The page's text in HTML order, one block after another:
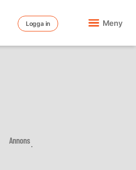
Logga in Meny
Annons